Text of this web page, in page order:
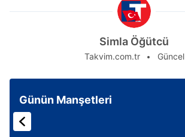
Simla Öğütcü
Takvim.com.tr Güncel
Günün Manşetleri